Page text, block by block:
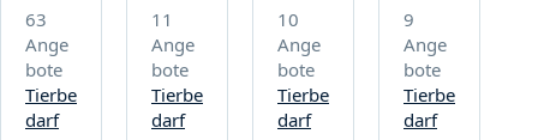
63
Ange
bote
Tierbe
darf
11
Ange
bote
Tierbe
darf
10
Ange
bote
Tierbe
darf
9
Ange
bote
Tierbe
darf